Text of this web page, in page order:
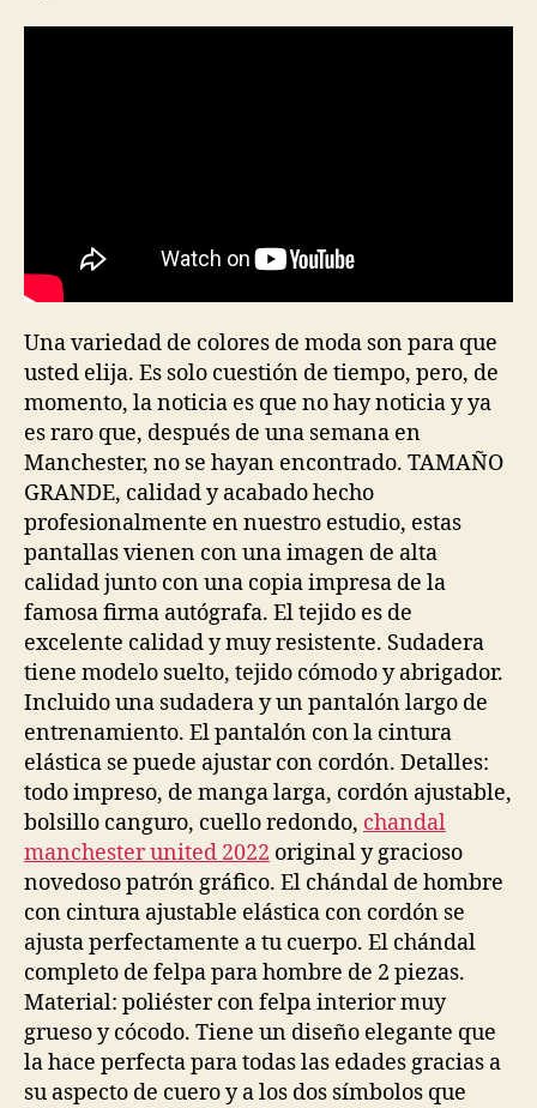
Una variedad de colores de moda son para que
usted elija. Es solo cuestión de tiempo, pero, de
momento, la noticia es que no hay noticia y ya
es raro que, después de una semana en
Manchester, no se hayan encontrado. TAMAÑO
GRANDE, calidad y acabado hecho
profesionalmente en nuestro estudio, estas
pantallas vienen con una imagen de alta
calidad junto con una copia impresa de la
famosa firma autógrafa. El tejido es de
excelente calidad y muy resistente. Sudadera
tiene modelo suelto, tejido cómodo y abrigador.
Incluido una sudadera y un pantalón largo de
entrenamiento. El pantalón con la cintura
elástica se puede ajustar con cordón. Detalles:
todo impreso, de manga larga, cordón ajustable,
bolsillo canguro, cuello redondo, chandal
manchester united 2022 original y gracioso
novedoso patrón gráfico. El chándal de hombre
con cintura ajustable elástica con cordón se
ajusta perfectamente a tu cuerpo. El chándal
completo de felpa para hombre de 2 piezas.
Material: poliéster con felpa interior muy
grueso y cócodo. Tiene un diseño elegante que
la hace perfecta para todas las edades gracias a
su aspecto de cuero y a los dos símbolos que